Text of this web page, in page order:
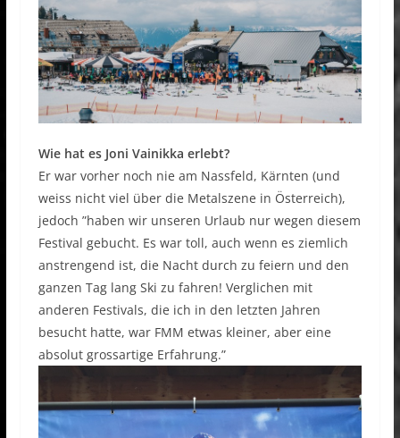
Wie hat es Joni Vainikka erlebt?
Er war vorher noch nie am Nassfeld, Kärnten (und
weiss nicht viel über die Metalszene in Österreich),
jedoch ”haben wir unseren Urlaub nur wegen diesem
Festival gebucht. Es war toll, auch wenn es ziemlich
anstrengend ist, die Nacht durch zu feiern und den
ganzen Tag lang Ski zu fahren! Verglichen mit
anderen Festivals, die ich in den letzten Jahren
besucht hatte, war FMM etwas kleiner, aber eine
absolut grossartige Erfahrung.”